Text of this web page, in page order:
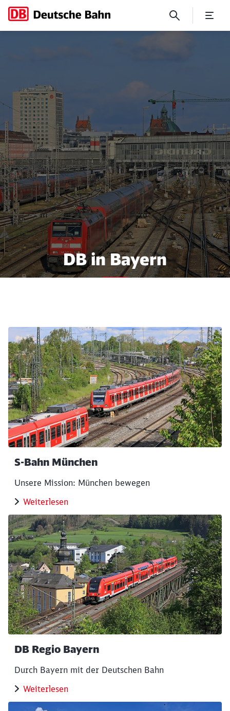
DB in Bayern
S-Bahn München
Unsere Mission: München bewegen
Weiterlesen
DB Regio Bayern
Durch Bayern mit der Deutschen Bahn
Weiterlesen